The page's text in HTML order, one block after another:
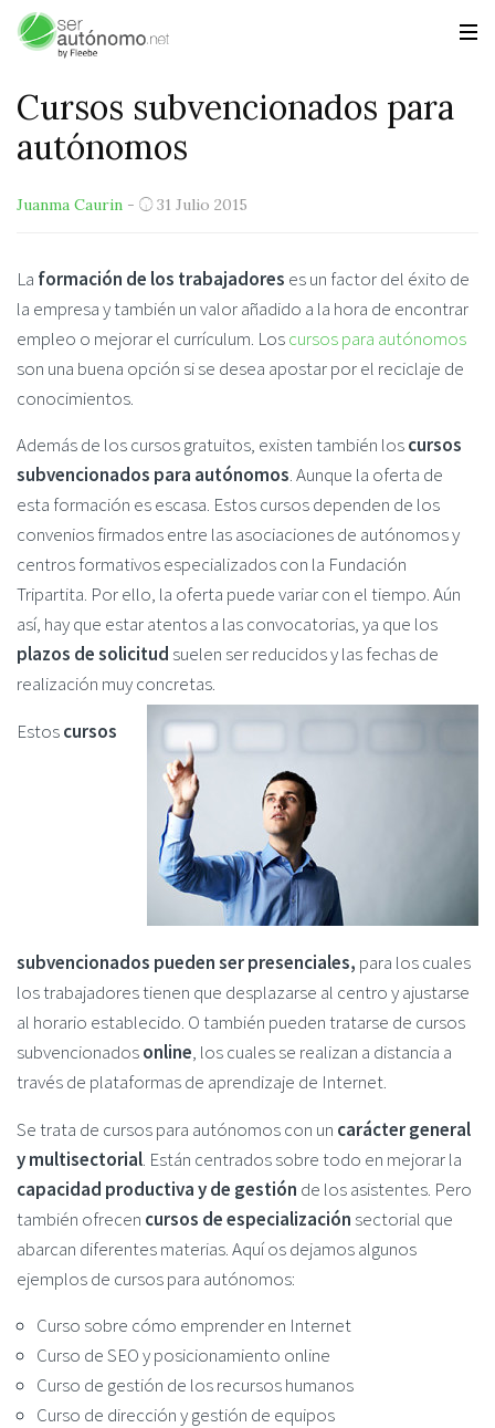
Cursos subvencionados para
autónomos
Juanma Caurin - 31 Julio 2015
La formación de los trabajadores es un factor del éxito de
la empresa y también un valor añadido a la hora de encontrar
empleo o mejorar el currículum. Loscursos para autónomos
son una buena opción si se desea apostar por el reciclaje de
conocimientos.
Además de los cursos gratuitos, existen también loscursos
subvencionados para autónomos. Aunque la oferta de
esta formación es escasa. Estos cursos dependen de los
convenios firmados entre las asociaciones de autónomos y
centros formativos especializados con la Fundación
Tripartita. Por ello, la oferta puede variar con el tiempo. Aún
así, hay que estar atentos a las convocatorias, ya que los
plazos de solicitud suelen ser reducidos y las fechas de
realización muy concretas.
Estoscursos
subvencionados pueden ser presenciales, para los cuales
los trabajadores tienen que desplazarse al centro y ajustarse
al horario establecido. O también pueden tratarse de cursos
subvencionadosonline, los cuales se realizan a distancia a
través de plataformas de aprendizaje de Internet.
Se trata de cursos para autónomos con un carácter general
y multisectorial. Están centrados sobre todo en mejorar la
capacidad productiva y de gestión de los asistentes. Pero
también ofrecen cursos de especialización sectorial que
abarcan diferentes materias. Aquí os dejamos algunos
ejemplos de cursos para autónomos:
Curso sobre cómo emprender en Internet
Curso de SEO y posicionamiento online
Curso de gestión de los recursos humanos
Curso de dirección y gestión de equipos